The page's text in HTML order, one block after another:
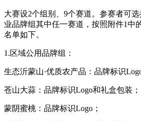
大赛设2个组别、9个赛道。参赛者可
业品牌组其中任一赛道，按照附件1中
名单如下。
1.区域公用品牌组：
生态沂蒙山·优质农产品：品牌标识
苍山大蒜：品牌标识Logo和礼盒包装；
蒙阴蜜桃：品牌标识Logo；